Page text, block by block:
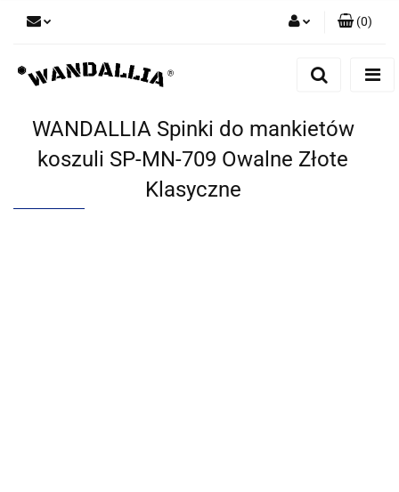
Dodaj zgłoszenie
(0)
WANDALLIA Spinki do mankietów
koszuli SP-MN-709 Owalne Złote
Klasyczne